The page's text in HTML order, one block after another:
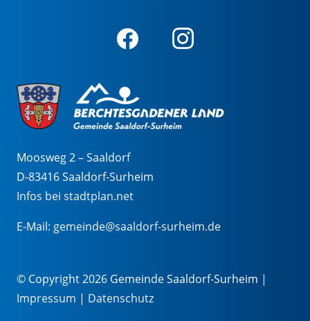
Moosweg 2 – Saaldorf
D-83416 Saaldorf-Surheim
Infos bei stadtplan.net
E-Mail: gemeinde@saaldorf-surheim.de
© Copyright 2026 Gemeinde Saaldorf-Surheim |
Impressum | Datenschutz